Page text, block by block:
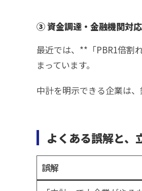
③ 資金調達・金融機関対
最近では、**「PBR1倍割
まっています。
中計を明示できる企業は
よくある誤解と、
誤解